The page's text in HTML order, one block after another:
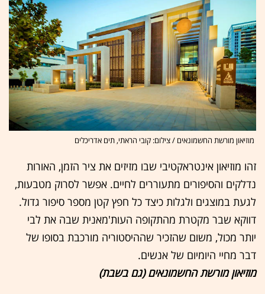
מוזיאון מורשת החשמונאים / צילום: קובי הראתי, תים אדריכלים
זהו מוזיאון אינטראקטיבי שבו מזיזים את ציר הזמן, האורות
נדלקים והסיפורים מתעוררים לחיים. אפשר לסרוק מטבעות,
לגעת במוצגים ולגלות כיצד כל חפץ קטן מספר סיפור גדול.
דווקא שבר מקטרת מהתקופה העות'מאנית שבה את לבי
יותר מכול, משום שהזכיר שההיסטוריה מורכבת בסופו של
דבר מחיי היומיום של אנשים.
מוזיאון מורשת החשמונאים (גם בשבת)